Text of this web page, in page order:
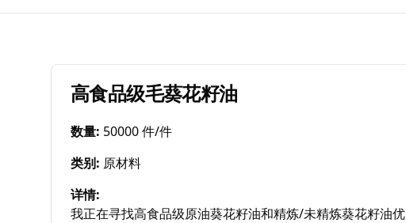
高食品级毛葵花籽油
数量: 50000 件/件
类别: 原材料
详情:
我正在寻找高食品级原油葵花籽油和精炼/未精炼葵花籽油